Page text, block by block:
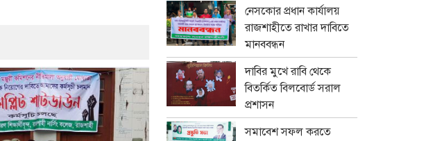
নেসকোর প্রধান কার্যালয়
রাজশাহীতে রাখার দাবিতে
মানববন্ধন
দাবির মুখে রাবি থেকে
বিতর্কিত বিলবোর্ড সরাল
প্রশাসন
সমাবেশ সফল করতে